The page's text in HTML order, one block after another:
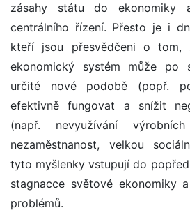
zásahy státu do ekonomiky
centrálního řízení. Přesto je i
kteří jsou přesvědčeni o tom,
ekonomický systém může po
určité nové podobě (popř.
efektivně fungovat a snížit
(např. nevyužívání
nezaměstnanost, velkou
tyto myšlenky vstupují do
stagnacce světové ekonomiky
problémů.